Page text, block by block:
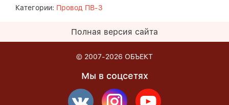
Категории: Провод ПВ-3
Полная версия сайта
© 2007-2026 ОБЪЕКТ
Мы в соцсетях